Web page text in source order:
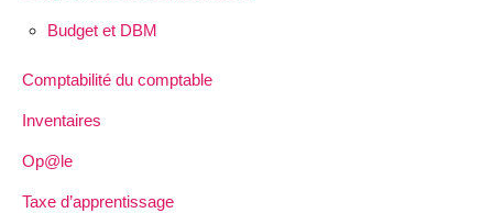
Budget et DBM
Comptabilité du comptable
Inventaires
Op@le
Taxe d’apprentissage